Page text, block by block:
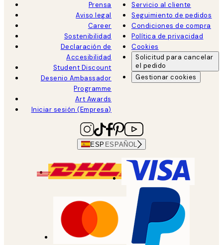
Prensa
Aviso legal
Career
Sostenibilidad
Declaración de
Accesibilidad
Student Discount
Desenio Ambassador
Programme
Art Awards
Iniciar sesión (Empresa)
Servicio al cliente
Seguimiento de pedidos
Condiciones de compra
Política de privacidad
Cookies
Solicitud para cancelar
el pedido
Gestionar cookies
ESP ESPAÑOL